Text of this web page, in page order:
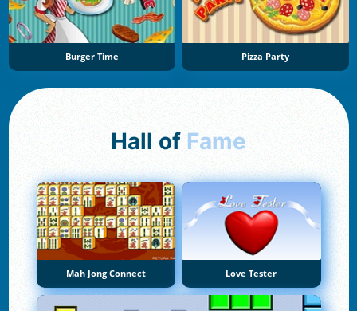
Burger Time Pizza Party
Hall of Fame
Mah Jong Connect Love Tester